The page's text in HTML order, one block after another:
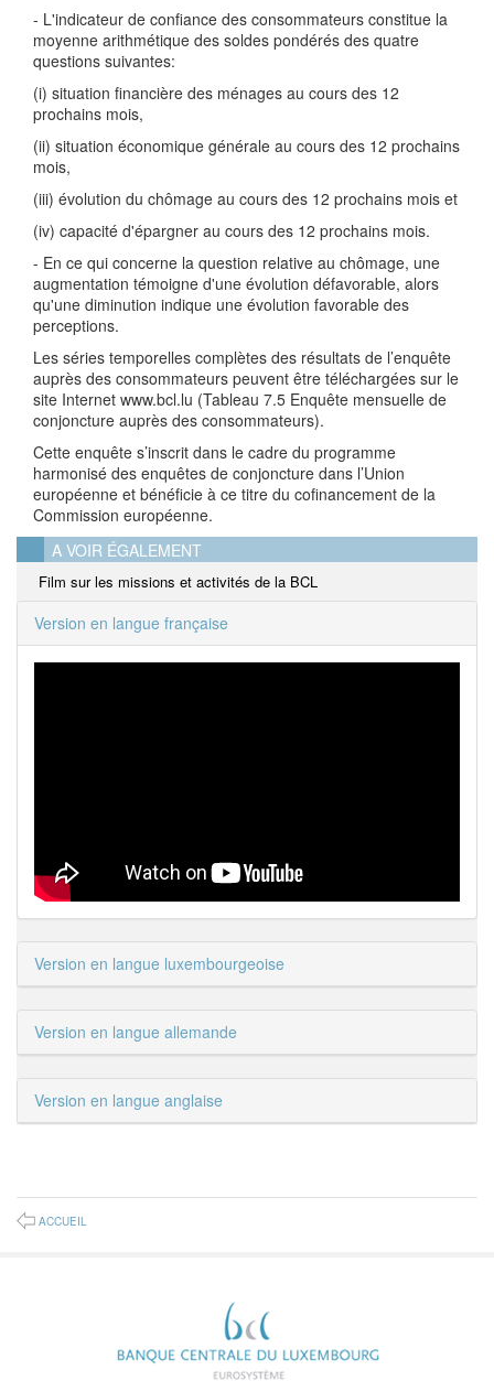
- L'indicateur de confiance des consommateurs constitue la
moyenne arithmétique des soldes pondérés des quatre
questions suivantes:
(i) situation financière des ménages au cours des 12
prochains mois,
(ii) situation économique générale au cours des 12 prochains
mois,
(iii) évolution du chômage au cours des 12 prochains mois et
(iv) capacité d'épargner au cours des 12 prochains mois.
- En ce qui concerne la question relative au chômage, une
augmentation témoigne d'une évolution défavorable, alors
qu'une diminution indique une évolution favorable des
perceptions.
Les séries temporelles complètes des résultats de l’enquête
auprès des consommateurs peuvent être téléchargées sur le
site Internet www.bcl.lu (Tableau 7.5 Enquête mensuelle de
conjoncture auprès des consommateurs).
Cette enquête s’inscrit dans le cadre du programme
harmonisé des enquêtes de conjoncture dans l’Union
européenne et bénéficie à ce titre du cofinancement de la
Commission européenne.
A VOIR ÉGALEMENT
Film sur les missions et activités de la BCL
Version en langue française
Version en langue luxembourgeoise
Version en langue allemande
Version en langue anglaise
ACCUEIL